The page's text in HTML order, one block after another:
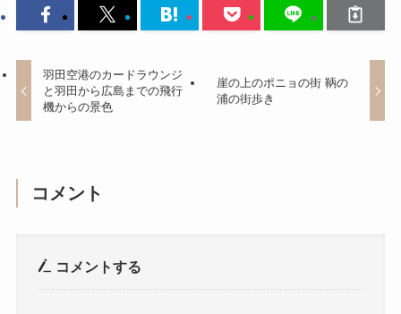
羽田空港のカードラウンジ
と羽田から広島までの飛行
機からの景色
崖の上のポニョの街 鞆の
浦の街歩き
コメント
コメントする